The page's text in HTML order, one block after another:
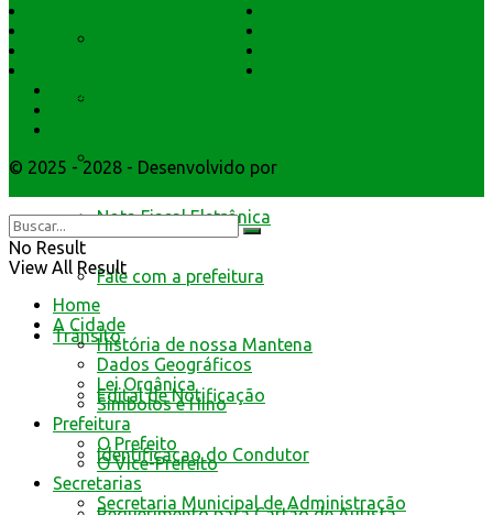
Minha Folha
Nota Fiscal Eletrônica
Fale com a prefeitura
Trânsito
Edital de Notificação
Identificacao do Condutor
Dados Geográficos
Secretarios
© 2025 - 2028 - Desenvolvido por
No Result
View All Result
Home
A Cidade
História de nossa Mantena
Dados Geográficos
Lei Orgânica
Símbolos e Hino
Prefeitura
O Prefeito
O Vice-Prefeito
Secretarias
Secretaria Municipal de Administração